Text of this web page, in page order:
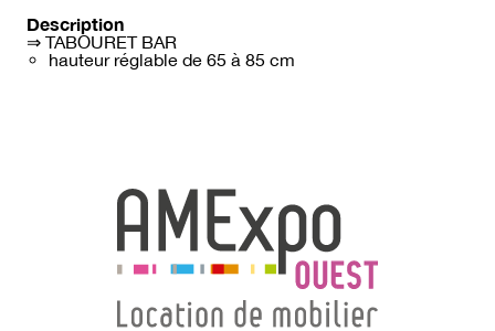
Description
⇒ TABOURET BAR
hauteur réglable de 65 à 85 cm